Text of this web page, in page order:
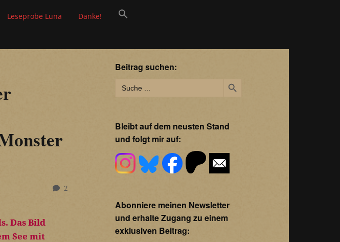
Leseprobe Luna Danke!
2
Beitrag suchen:
for:
Bleibt auf dem neusten Stand
und folgt mir auf:
Abonniere meinen Newsletter
und erhalte Zugang zu einem
exklusiven Beitrag: